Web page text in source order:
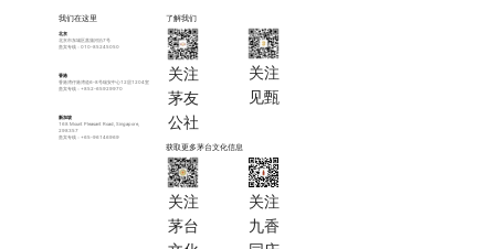
我们在这里
北京
北京市东城区菖蒲河沿7号
贵宾专线：010-85245050
香港
香港湾仔港湾道6-8号瑞安中心12层1204室
贵宾专线：+852-65929970
新加坡
168 Mount Pleasant Road, Singapore,
298357
贵宾专线：+65-96146969
了解我们
关注
茅友
公社
关注
见甄
获取更多茅台文化信息
关注
茅台
关注
九香